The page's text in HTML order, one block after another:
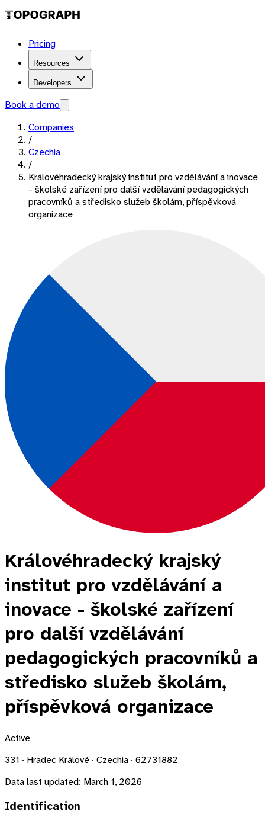
Pricing
Resources
Developers
Book a demo
Companies
/
Czechia
/
Královéhradecký krajský institut pro vzdělávání a inovace
- školské zařízení pro další vzdělávání pedagogických
pracovníků a středisko služeb školám, příspěvková
organizace
Královéhradecký krajský
institut pro vzdělávání a
inovace - školské zařízení
pro další vzdělávání
pedagogických pracovníků a
středisko služeb školám,
příspěvková organizace
Active
331 · Hradec Králové · Czechia · 62731882
Data last updated: March 1, 2026
Identification